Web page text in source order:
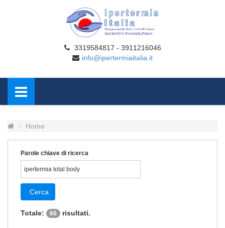
3319584817 - 3911216046
info@ipertermiaitalia.it
Home
Parole chiave di ricerca
Cerca
Totale: 66 risultati.